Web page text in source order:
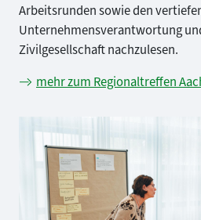
Arbeitsrunden sowie den
Unternehmensverantwortung
Zivilgesellschaft nachzulesen.
mehr zum Regionaltreffen